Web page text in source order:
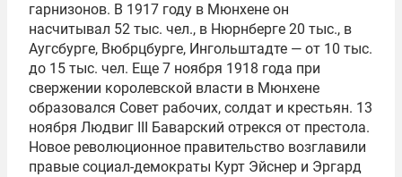
гарнизонов. В 1917 году в Мюнхене он
насчитывал 52 тыс. чел., в Нюрнберге 20 тыс., в
Аугсбурге, Вюбрцбурге, Ингольштадте — от 10 тыс.
до 15 тыс. чел. Еще 7 ноября 1918 года при
свержении королевской власти в Мюнхене
образовался Совет рабочих, солдат и крестьян. 13
ноября Людвиг III Баварский отрекся от престола.
Новое революционное правительство возглавили
правые социал-демократы Курт Эйснер и Эргард